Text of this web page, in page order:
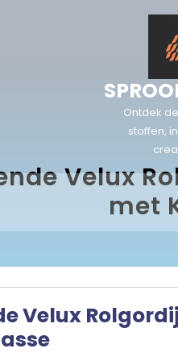
Ontdek
stoffen,
Velux
met
Velux